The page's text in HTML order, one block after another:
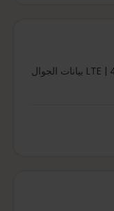
eSIM مدفوعة مسبقًا إندونيسيا مع LTE | 4G | 5G بيانات الجوال